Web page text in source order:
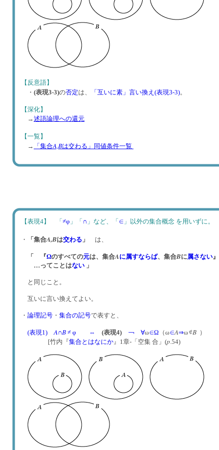
【反意語】
・ (表現3-3)の否定は、 「互いに素」言い換え(表現3-3)。
【深化】
→述語論理への還元
【一覧】
→ 「集合A,Bは交わる」同値条件一覧
【表現4】 「 ≠φ 」「 ∩ 」など、「 ∈ 」以外の集合概念 を用いず
・ 「集合A,Bは交わる 」 は、
「 『Ωのすべての元は、集合Aに属すならば、集合Bに 属さない 』
…ってことはない 」
と同じこと。
互いに言い換えてよい。
・ 論理記号 ・ 集合の記号で表すと、
(表現1) A∩B ≠ φ ⇔ (表現4) ￢ ∀ω∈Ω （ω∈A⇒ω B ）
[竹内『集合とはなにか 』1章-「空集 合」(p .54)